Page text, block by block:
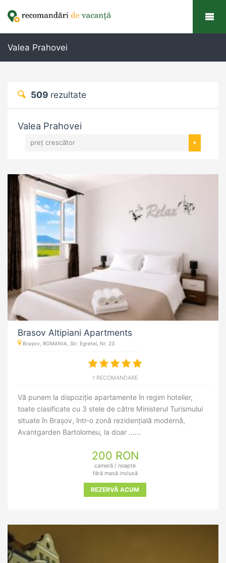
Valea Prahovei
509 rezultate
Valea Prahovei
preț crescător
Brasov Altipiani Apartments
Brașov, ROMANIA, Str. Egretei, Nr. 23
1 RECOMANDARE
Vă punem la dispoziție apartamente în regim hotelier,
toate clasificate cu 3 stele de către Ministerul Turismului
situate în Brașov, într-o zonă rezidențială modernă,
Avantgarden Bartolomeu, la doar ......
200 RON
cameră / noapte
fără masă inslusă
REZERVĂ ACUM